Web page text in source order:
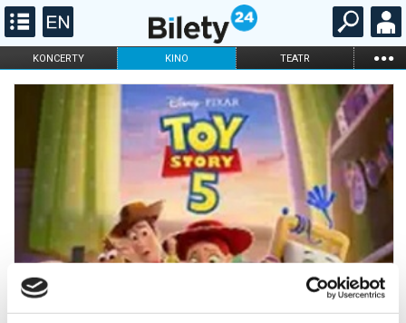
KONCERTY KINO TEATR ...
FILHARMONIA OPERA I BALET
STAND-UP
ONLINE KARNETY